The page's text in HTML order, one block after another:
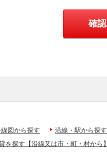
線図から探す 沿線・駅から探す
を探す【沿線又は市・町・村から】